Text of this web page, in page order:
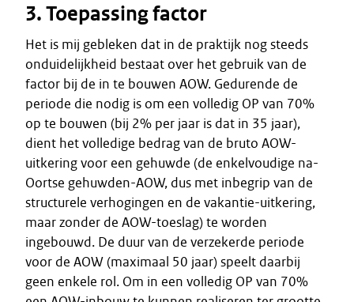
3. Toepassing factor
Het is mij gebleken dat in de praktijk nog steeds
onduidelijkheid bestaat over het gebruik van de
factor bij de in te bouwen AOW. Gedurende de
periode die nodig is om een volledig OP van 70%
op te bouwen (bij 2% per jaar is dat in 35 jaar),
dient het volledige bedrag van de bruto AOW-
uitkering voor een gehuwde (de enkelvoudige na-
Oortse gehuwden-AOW, dus met inbegrip van de
structurele verhogingen en de vakantie-uitkering,
maar zonder de AOW-toeslag) te worden
ingebouwd. De duur van de verzekerde periode
voor de AOW (maximaal 50 jaar) speelt daarbij
geen enkele rol. Om in een volledig OP van 70%